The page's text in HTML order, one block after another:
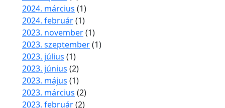
2024. március (1)
2024. február(1)
2023. november(1)
2023. szeptember(1)
2023. július (1)
2023. június (2)
2023. május (1)
2023. március (2)
2023. február(2)